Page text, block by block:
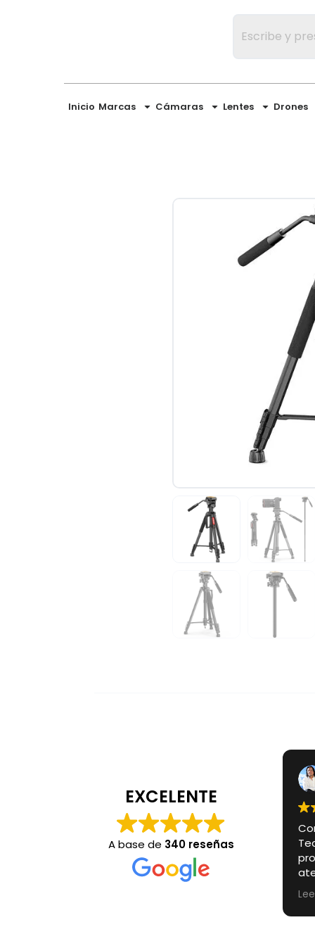
Inicio Marcas Cámaras Lentes Drones
EXCELENTE
A base de 340 reseñas
Javier Nieto
hace 8 meses
Compré una cámara
Technology Video y
proceso fue
atención fue muy
profesional,
lo que ofrecieron y
perfecto estado en